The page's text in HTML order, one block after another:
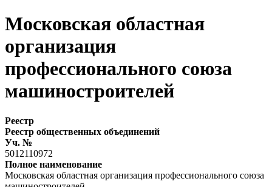
Московская областная
организация
профессионального союза
машиностроителей
Реестр
Реестр общественных объединений
Уч. №
5012110972
Полное наименование
Московская областная организация профессионального союза